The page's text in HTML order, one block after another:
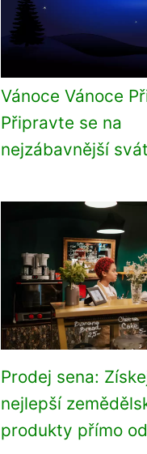
Vánoce Vánoce
Připravte se na
nejzábavnější
Prodej sena:
nejlepší
produkty přímo